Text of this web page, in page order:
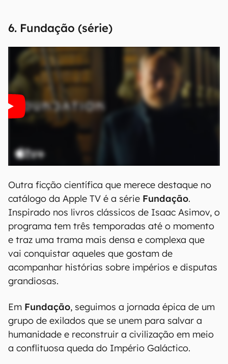
6. Fundação (série)
Outra ficção científica que merece destaque no
catálogo da Apple TV é a série Fundação.
Inspirado nos livros clássicos de Isaac Asimov, o
programa tem três temporadas até o momento
e traz uma trama mais densa e complexa que
vai conquistar aqueles que gostam de
acompanhar histórias sobre impérios e disputas
grandiosas.
Em Fundação, seguimos a jornada épica de um
grupo de exilados que se unem para salvar a
humanidade e reconstruir a civilização em meio
a conflituosa queda do Império Galáctico.